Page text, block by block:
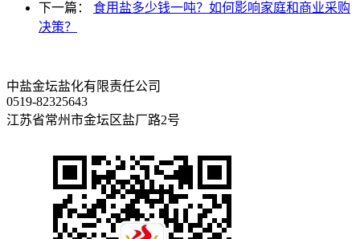
下一篇： 食用盐多少钱一吨？如何影响家庭和商业采购
决策？
中盐金坛盐化有限责任公司
0519-82325643
江苏省常州市金坛区盐厂路2号